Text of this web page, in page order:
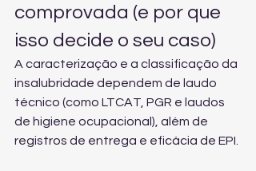
comprovada (e por que
isso decide o seu caso)
A caracterização e a classificação da
insalubridade dependem de laudo
técnico (como LTCAT, PGR e laudos
de higiene ocupacional), além de
registros de entrega e eficácia de EPI.